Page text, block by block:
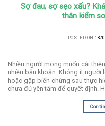
Sợ đau, sợ sẹo xấu?
thân kiểm
POSTED ON18/
Nhiều người mong muốn cải
nhiều băn khoăn. Không ít người
hoặc gặp biến chứng sau thực
chưa đủ yên tâm để quyết định.